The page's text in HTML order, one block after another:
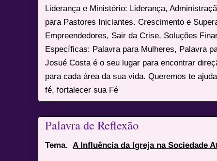
Liderança e Ministério: Liderança,
para Pastores Iniciantes. Crescimento e
Empreendedores, Sair da Crise, Soluções
Específicas: Palavra para Mulheres, Palavra
Josué Costa é o seu lugar para encontrar
para cada área da sua vida. Queremos te
fé, fortalecer sua Fé
Palavra de Reflexão
Tema. A Influência da Igreja na Sociedade